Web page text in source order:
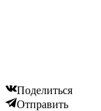
Поделиться
Отправить